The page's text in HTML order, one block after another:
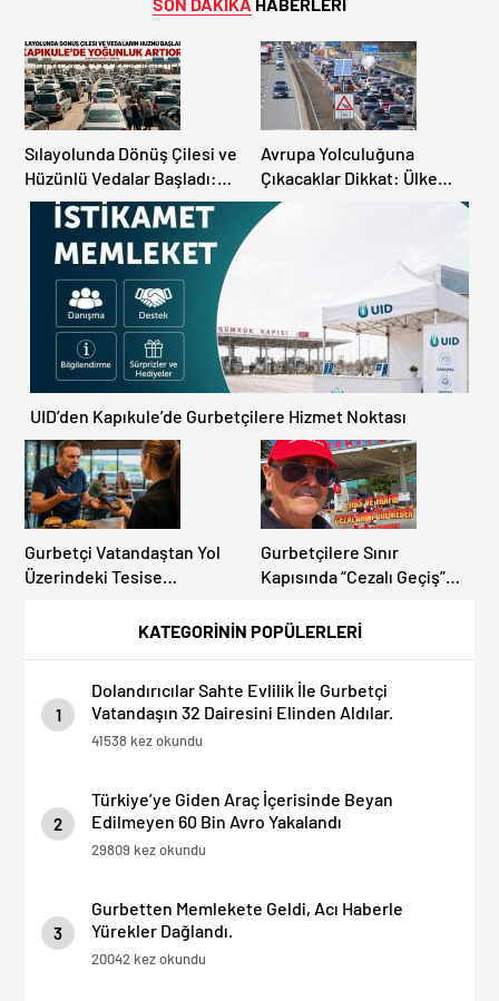
KATEGORİNİN POPÜLERLERİ
1
Dolandırıcılar Sahte Evlilik İle Gurbetçi
Vatandaşın 32 Dairesini Elinden Aldılar.
41538 kez okundu
2
Türkiye’ye Giden Araç İçerisinde Beyan
Edilmeyen 60 Bin Avro Yakalandı
29809 kez okundu
3
Gurbetten Memlekete Geldi, Acı Haberle
Yürekler Dağlandı.
20042 kez okundu
Sılayolunda Dönüş Çilesi ve
Hüzünlü Vedalar Başladı:
Kapıkule’de Yoğunluk
Artıyor!
Avrupa Yolculuğuna
Çıkacaklar Dikkat: Ülke
Ülke Güncel Trafik Kuralları,
Avrupa Otoyol Hız Limitleri
UID’den Kapıkule’de Gurbetçilere Hizmet Noktası
Gurbetçi Vatandaştan Yol
Üzerindeki Tesise
“Hesabınızı Mutlaka Kontrol
Gurbetçilere Sınır
Kapısında “Cezalı Geçiş”
Dışına Çıkamıyor!